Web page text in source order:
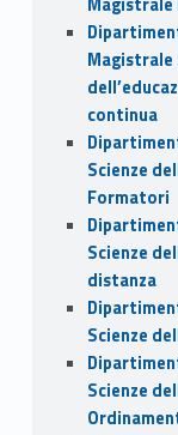
Magistrale
continua
Scienze
Formatori
Scienze
distanza
Scienze
Scienze